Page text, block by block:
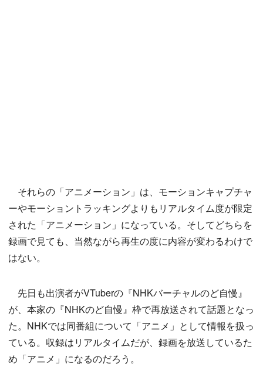
それらの「アニメーション」は、モーションキャプチャ
ーやモーショントラッキングよりもリアルタイム度が限定
された「アニメーション」になっている。そしてどちらを
録画で見ても、当然ながら再生の度に内容が変わるわけで
はない。
先日も出演者がVTuberの『NHKバーチャルのど自慢』
が、本家の『NHKのど自慢』枠で再放送されて話題となっ
た。NHKでは同番組について「アニメ」として情報を扱っ
ている。収録はリアルタイムだが、録画を放送しているた
め「アニメ」になるのだろう。